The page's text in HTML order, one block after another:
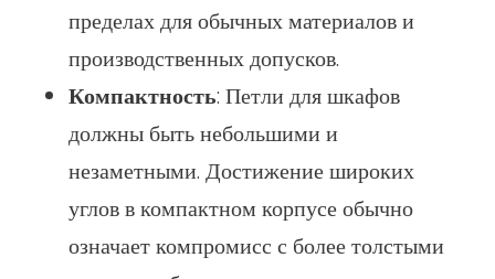
пределах для обычных материалов и
производственных допусков.
Компактность: Петли для шкафов
должны быть небольшими и
незаметными. Достижение широких
углов в компактном корпусе обычно
означает компромисс с более толстыми